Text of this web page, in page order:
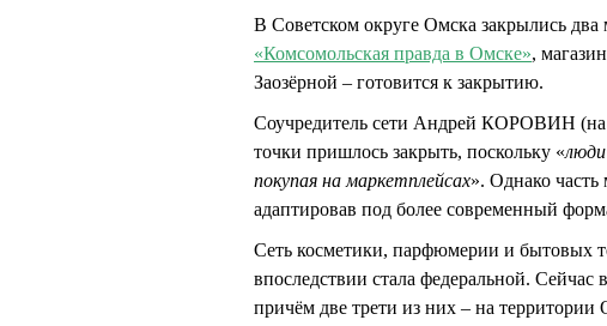
В Советском округе Омска закрылись два
«Комсомольская правда в Омске»,
Заозёрной – готовится к закрытию.
Соучредитель сети Андрей КОРОВИН
точки пришлось закрыть, поскольку «
покупая на маркетплейсах». Однако часть
адаптировав под более современный
Сеть косметики, парфюмерии и бытовых
впоследствии стала федеральной. Сейчас
причём две трети из них – на территории